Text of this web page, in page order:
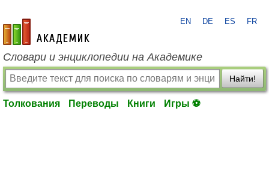
academic.ru
EN DE ES FR
Словари и энциклопедии на Академике
Найти!
Толкования Переводы Книги Игры ⚽